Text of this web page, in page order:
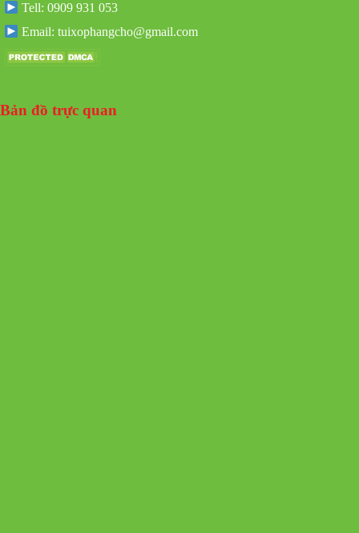
Tell: 0909 931 053
Email: tuixophangcho@gmail.com
Bản đồ trực quan